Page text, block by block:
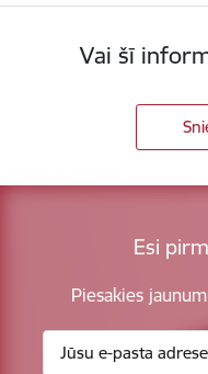
Vai šī
Esi
Piesakies